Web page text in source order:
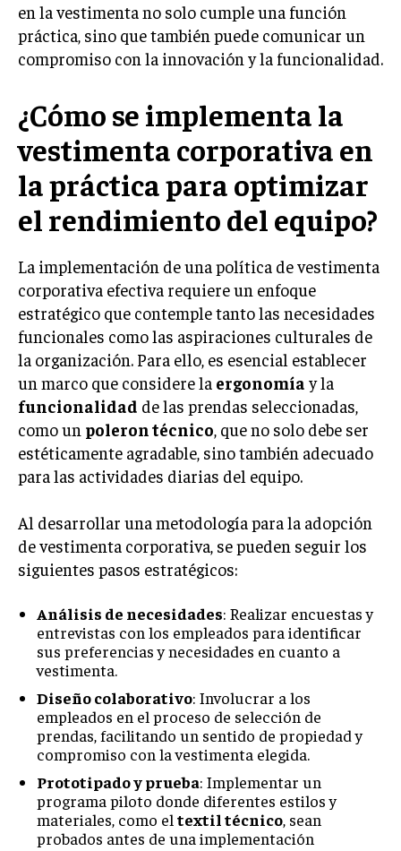
EXPANSIÓN GLOBAL
IMPORTACIÓN Y EXPORTACIÓN
TECNOLOGIA
SOSTENIBILIDAD Y MEDIO AMBIENTE
GESTIÓN DE LA INNOVACIÓN TECNOLÓGICA
TRANSFORMACIÓN DIGITAL
INTELLIGENCE
CIBERSEGURIDAD EMPRESARIAL
ESTRATEGIA
EMPRESAS FAMILIARES Y SUCESIÓN
GESTIÓN DEL RIESGO EMPRESARIAL
NEGOCIACIÓN Y RESOLUCIÓN DE CONFLICTOS
DERECHO EMPRESARIAL Y REGULACIONES
ÉXITO EMPRESARIAL Y CASOS DE ESTUDIO
GOBIERNO CORPORATIVO
NEGOCIOS
ESTRATEGIAS DE NEGOCIOS
MARKETING B2B
MARKETING B2C
MARKETING DE INFLUENCERS
E-COMMERCE
E-COMMERCE Y COMERCIO ELECTRÓNICO
ESTRATEGIAS DE PRICING Y GESTIÓN DE
PRECIOS
en la vestimenta no solo cumple una función
práctica, sino que también puede comunicar un
compromiso con la innovación y la funcionalidad.
¿Cómo se implementa la
vestimenta corporativa en
la práctica para optimizar
el rendimiento del equipo?
La implementación de una política de vestimenta
corporativa efectiva requiere un enfoque
estratégico que contemple tanto las necesidades
funcionales como las aspiraciones culturales de
la organización. Para ello, es esencial establecer
un marco que considere la ergonomía y la
funcionalidad de las prendas seleccionadas,
como un poleron técnico, que no solo debe ser
estéticamente agradable, sino también adecuado
para las actividades diarias del equipo.
Al desarrollar una metodología para la adopción
de vestimenta corporativa, se pueden seguir los
siguientes pasos estratégicos:
Análisis de necesidades: Realizar encuestas y
entrevistas con los empleados para identificar
sus preferencias y necesidades en cuanto a
vestimenta.
Diseño colaborativo: Involucrar a los
empleados en el proceso de selección de
prendas, facilitando un sentido de propiedad y
compromiso con la vestimenta elegida.
Prototipado y prueba: Implementar un
programa piloto donde diferentes estilos y
materiales, como el textil técnico, sean
probados antes de una implementación